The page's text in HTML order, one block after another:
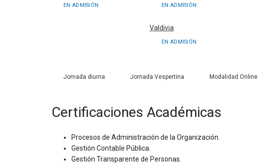
EN ADMISIÓN EN ADMISIÓN
Valdivia
EN ADMISIÓN
Jornada diurna Jornada Vespertina Modalidad Online
Certificaciones Académicas
Procesos de Administración de la Organización.
Gestión Contable Pública.
Gestión Transparente de Personas.